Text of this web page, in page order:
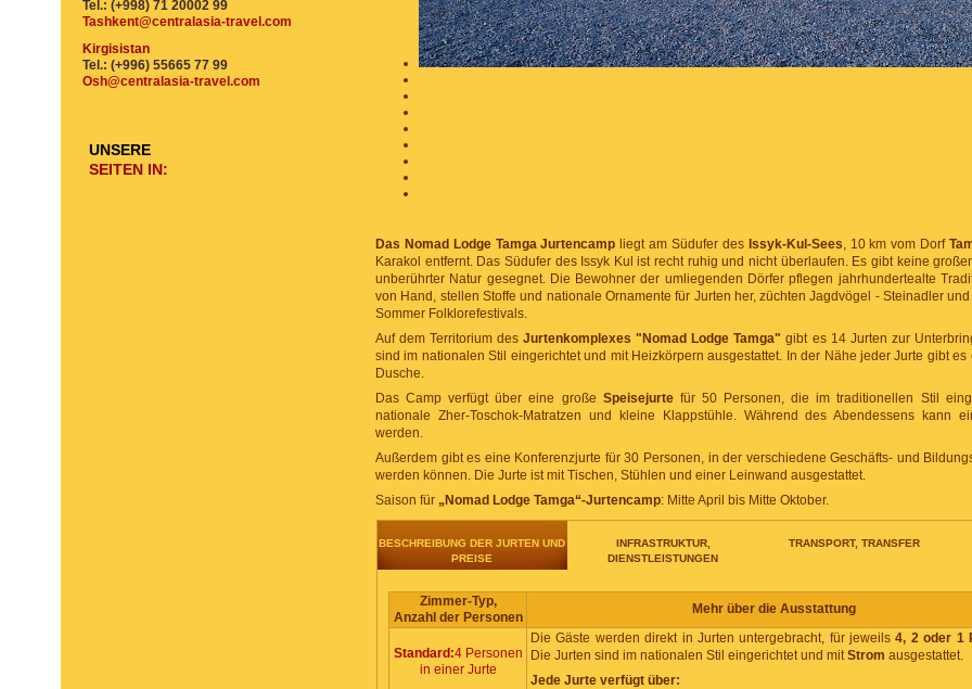
Das Nomad Lodge Tamga Jurtencamp liegt am Südufer des Issyk-Kul-Sees, 10 km vom Dorf
Karakol entfernt. Das Südufer des Issyk Kul ist recht ruhig und nicht überlaufen. Es gibt keine
unberührter Natur gesegnet. Die Bewohner der umliegenden Dörfer pflegen jahrhundertealte
von Hand, stellen Stoffe und nationale Ornamente für Jurten her, züchten Jagdvögel - Steinadler
Sommer Folklorefestivals.
Auf dem Territorium desJurtenkomplexes "Nomad Lodge Tamga" gibt es 14 Jurten zur
sind im nationalen Stil eingerichtet und mit Heizkörpern ausgestattet. In der Nähe jeder Jurte gibt
Dusche.
Das Camp verfügt über eine große Speisejurtefür 50 Personen, die im traditionellen Stil
nationale Zher-Toschok-Matratzen und kleine Klappstühle. Während des Abendessens kann
werden.
Außerdem gibt es eine Konferenzjurte für 30 Personen, in der verschiedene Geschäfts- und
werden können. Die Jurte ist mit Tischen, Stühlen und einer Leinwand ausgestattet.
Saison für „Nomad Lodge Tamga“-Jurtencamp: Mitte April bis Mitte Oktober.
BESCHREIBUNG DER JURTEN UND
PREISE
INFRASTRUKTUR,
DIENSTLEISTUNGEN
TRANSPORT, TRANSFER
Zimmer-Typ,
Anzahl der Personen
Mehr über die Ausstattung
Standard:4 Personen
in einer Jurte
Die Gäste werden direkt in Jurten untergebracht, für jeweils4, 2 oder 1
Die Jurten sind im nationalen Stil eingerichtet und mitStrom ausgestattet.
Jede Jurte verfügt über:
Tel.: (+998) 71 20002 99
Tashkent@centralasia-travel.com
Kirgisistan
Tel.: (+996) 55665 77 99
Osh@centralasia-travel.com
UNSERE
SEITEN IN: